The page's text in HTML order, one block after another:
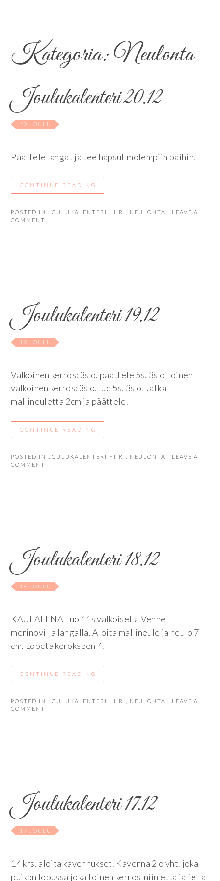
Kategoria:Neulonta
Joulukalenteri 20.12
20 JOULU
Päättele langat ja tee hapsut molempiin päihin.
CONTINUE READING
POSTED IN JOULUKALENTERI HIIRI NEULONTA · LEAVE A
COMMENT
Joulukalenteri 19.12
19 JOULU
Valkoinen kerros: 3s o, päättele 5s, 3s o Toinen
valkoinen kerros: 3s o, luo 5s, 3s o. Jatka
mallineuletta 2cm ja päättele.
CONTINUE READING
POSTED IN JOULUKALENTERI HIIRI NEULONTA · LEAVE A
COMMENT
Joulukalenteri 18.12
18 JOULU
KAULALIINA Luo 11s valkoisella Venne
merinovilla langalla. Aloita mallineule ja neulo 7
cm. Lopeta kerokseen 4.
CONTINUE READING
POSTED IN JOULUKALENTERI HIIRI NEULONTA · LEAVE A
COMMENT
Joulukalenteri 17.12
17 JOULU
14 krs. aloita kavennukset. Kavenna 2 o yht. joka
puikon lopussa joka toinen kerros niin että jäljellä